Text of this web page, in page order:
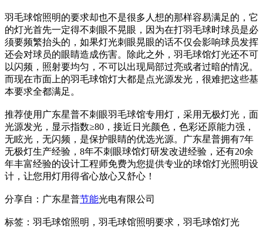
羽毛球馆照明的要求却也不是很多人想的那样容易满足的，它
的灯光首先一定得不刺眼不晃眼，因为在打羽毛球时球员是必
须要频繁抬头的，如果灯光刺眼晃眼的话不仅会影响球员发挥
还会对球员的眼睛造成伤害。除此之外，羽毛球馆灯光还不可
以闪频，照射要均匀，不可以出现局部过亮或者过暗的情况。
而现在市面上的羽毛球馆灯大都是点光源发光，很难把这些基
本要求全都满足。
推荐使用广东星普不刺眼羽毛球馆专用灯，采用无极灯光，面
光源发光，显示指数≥80，接近日光颜色，色彩还原能力强，
无眩光，无闪频，是保护眼睛的优选光源。广东星普拥有7年
无极灯生产经验，8年不刺眼球馆灯研发改进经验，还有20余
年丰富经验的设计工程师免费为您提供专业的球馆灯光照明设
计，让您用灯用得省心放心又舒心！
分享自：广东星普节能光电有限公司
标签：羽毛球馆照明，羽毛球馆照明要求，羽毛球馆灯光